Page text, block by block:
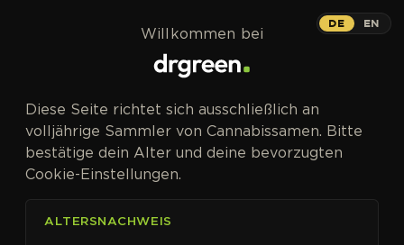
DE EN
Willkommen bei
Diese Seite richtet sich ausschließlich an
volljährige Sammler von Cannabissamen. Bitte
bestätige dein Alter und deine bevorzugten
Cookie-Einstellungen.
ALTERSNACHWEIS